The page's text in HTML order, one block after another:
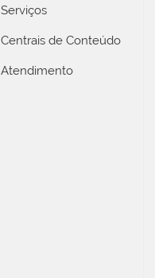
Serviços
Centrais de Conteúdo
Atendimento